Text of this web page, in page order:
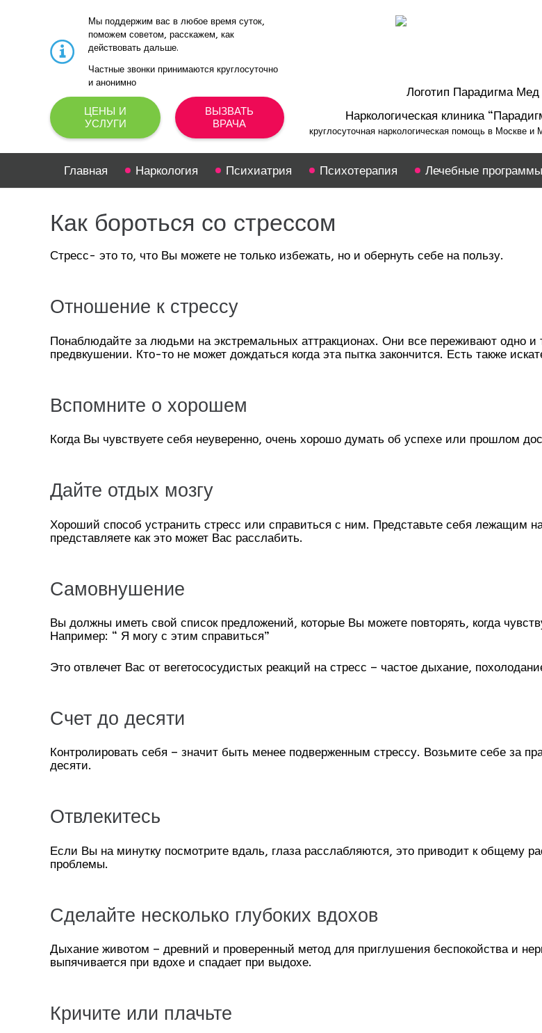
Мы поддержим вас в любое время суток,
поможем советом, расскажем, как
действовать дальше.
Частные звонки принимаются круглосуточно
и анонимно
ЦЕНЫ И
УСЛУГИ
ВЫЗВАТЬ
ВРАЧА
Наркологическая клиника
круглосуточная наркологическая помощь в Москве и
Главная Наркология Психиатрия Психотерапия Лечебные программы
Как бороться со стрессом
Стресс- это то, что Вы можете не только избежать, но и обернуть себе на пользу.
Отношение к стрессу
Понаблюдайте за людьми на экстремальных аттракционах. Они все переживают одно
предвкушении. Кто-то не может дождаться когда эта пытка закончится. Есть также
Вспомните о хорошем
Когда Вы чувствуете себя неуверенно, очень хорошо думать об успехе или прошлом
Дайте отдых мозгу
Хороший способ устранить стресс или справиться с ним. Представьте себя лежащим
представляете как это может Вас расслабить.
Самовнушение
Вы должны иметь свой список предложений, которые Вы можете повторять, когда
Например: “ Я могу с этим справиться”
Это отвлечет Вас от вегетососудистых реакций на стресс – частое дыхание,
Счет до десяти
Контролировать себя – значит быть менее подверженным стрессу. Возьмите себе за
десяти.
Отвлекитесь
Если Вы на минутку посмотрите вдаль, глаза расслабляются, это приводит к общему
проблемы.
Сделайте несколько глубоких вдохов
Дыхание животом – древний и проверенный метод для приглушения беспокойства и
выпячивается при вдохе и спадает при выдохе.
Кричите или плачьте